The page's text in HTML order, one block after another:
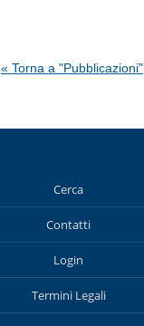
« Torna a "Pubblicazioni"
Cerca
Contatti
Login
Termini Legali